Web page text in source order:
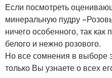
Если посмотреть
минеральную пудру
ничего особенного, так как
белого и нежно розового.
Но все сомнения в выборе
только Вы узнаете о всех